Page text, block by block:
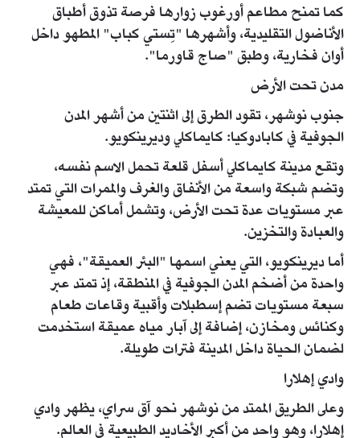
كما تمنح مطاعم أورغوب زوارها فرصة تذوق أطباق
الأناضول التقليدية، وأشهرها "تِستي كباب" المطهو داخل
أوان فخارية، وطبق "صاج قاورما".
مدن تحت الأرض
جنوب نوشهر، تقود الطرق إلى اثنتين من أشهر المدن
الجوفية في كابادوكيا: كايماكلي وديرينكويو.
وتقع مدينة كايماكلي أسفل قلعة تحمل الاسم نفسه،
وتضم شبكة واسعة من الأنفاق والغرف والممرات التي تمتد
عبر مستويات عدة تحت الأرض، وتشمل أماكن للمعيشة
والعبادة والتخزين.
أما ديرينكويو، التي يعني اسمها "البئر العميقة"، فهي
واحدة من أضخم المدن الجوفية في المنطقة، إذ تمتد عبر
سبعة مستويات تضم إسطبلات وأقبية وقاعات طعام
وكنائس ومخازن، إضافة إلى آبار مياه عميقة استخدمت
لضمان الحياة داخل المدينة فترات طويلة.
وادي إهلارا
وعلى الطريق الممتد من نوشهر نحو آق سراي، يظهر وادي
إهلارا، وهو واحد من أكبر الأخاديد الطبيعية في العالم.